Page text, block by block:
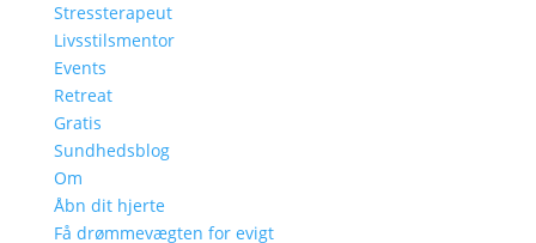
Stressterapeut
Livsstilsmentor
Events
Retreat
Gratis
Sundhedsblog
Om
Åbn dit hjerte
Få drømmevægten for evigt